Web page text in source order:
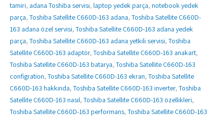
tamiri, adana Toshiba servisi, laptop yedek parça, notebook yedek
parça, Toshiba Satellite C660D-163 adana, Toshiba Satellite C660D-
163 adana özel servisi, Toshiba Satellite C660D-163 adana yedek
parça, Toshiba Satellite C660D-163 adana yetkili servisi, Toshiba
Satellite C660D-163 adaptör, Toshiba Satellite C660D-163 anakart,
Toshiba Satellite C660D-163 batarya, Toshiba Satellite C660D-163
configration, Toshiba Satellite C660D-163 ekran, Toshiba Satellite
C660D-163 hakkında, Toshiba Satellite C660D-163 inverter, Toshiba
Satellite C660D-163 nasıl, Toshiba Satellite C660D-163 özellikleri,
Toshiba Satellite C660D-163 performans, Toshiba Satellite C660D-163